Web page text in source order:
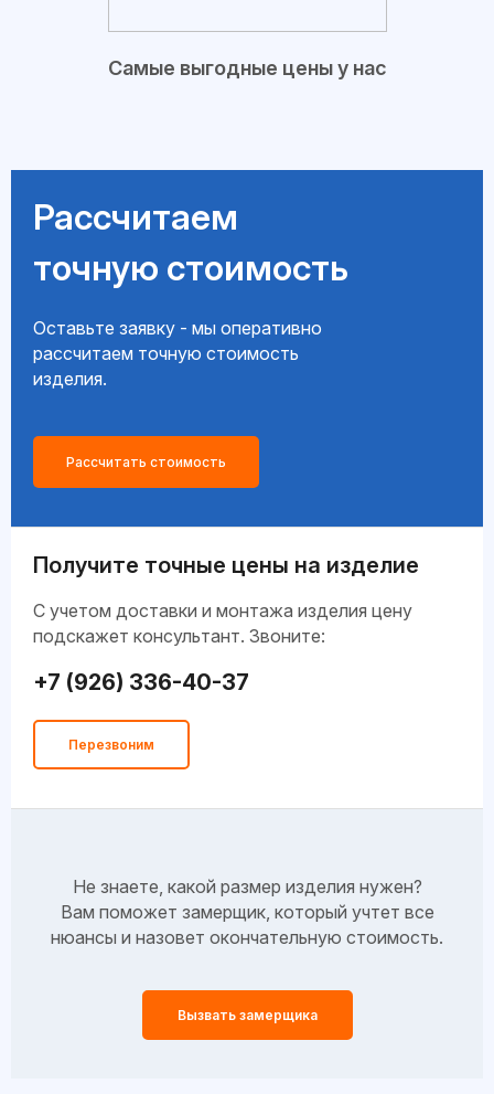
Самые выгодные цены у нас
Рассчитаем
точную стоимость
Оставьте заявку - мы оперативно
рассчитаем точную стоимость
изделия.
Рассчитать стоимость
Получите точные цены на изделие
C учетом доставки и монтажа изделия цену
подскажет консультант. Звоните:
+7 (926) 336-40-37
Перезвоним
Не знаете, какой размер изделия нужен?
Вам поможет замерщик, который учтет все
нюансы и назовет окончательную стоимость.
Вызвать замерщика